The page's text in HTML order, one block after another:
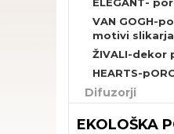
VAN GOGH-
motivi slikarja
ŽIVALI-dekor
HEARTS-
Difuzorji
EKOLOŠKA